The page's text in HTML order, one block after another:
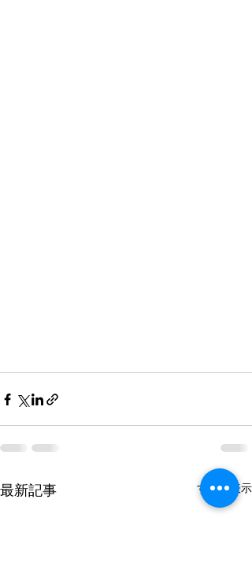
最新記事 すべて表示